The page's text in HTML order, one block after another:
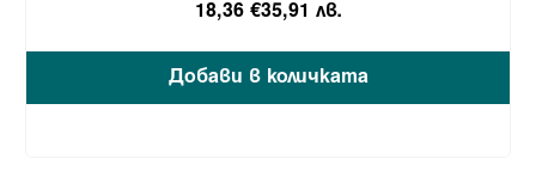
18,36 €35,91 лв.
Добави в количката